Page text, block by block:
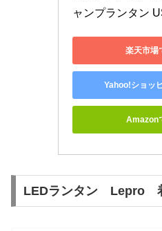
ャンプランタン
楽天市場
Yahoo!ショッ
Amazon
LEDランタン Lepro